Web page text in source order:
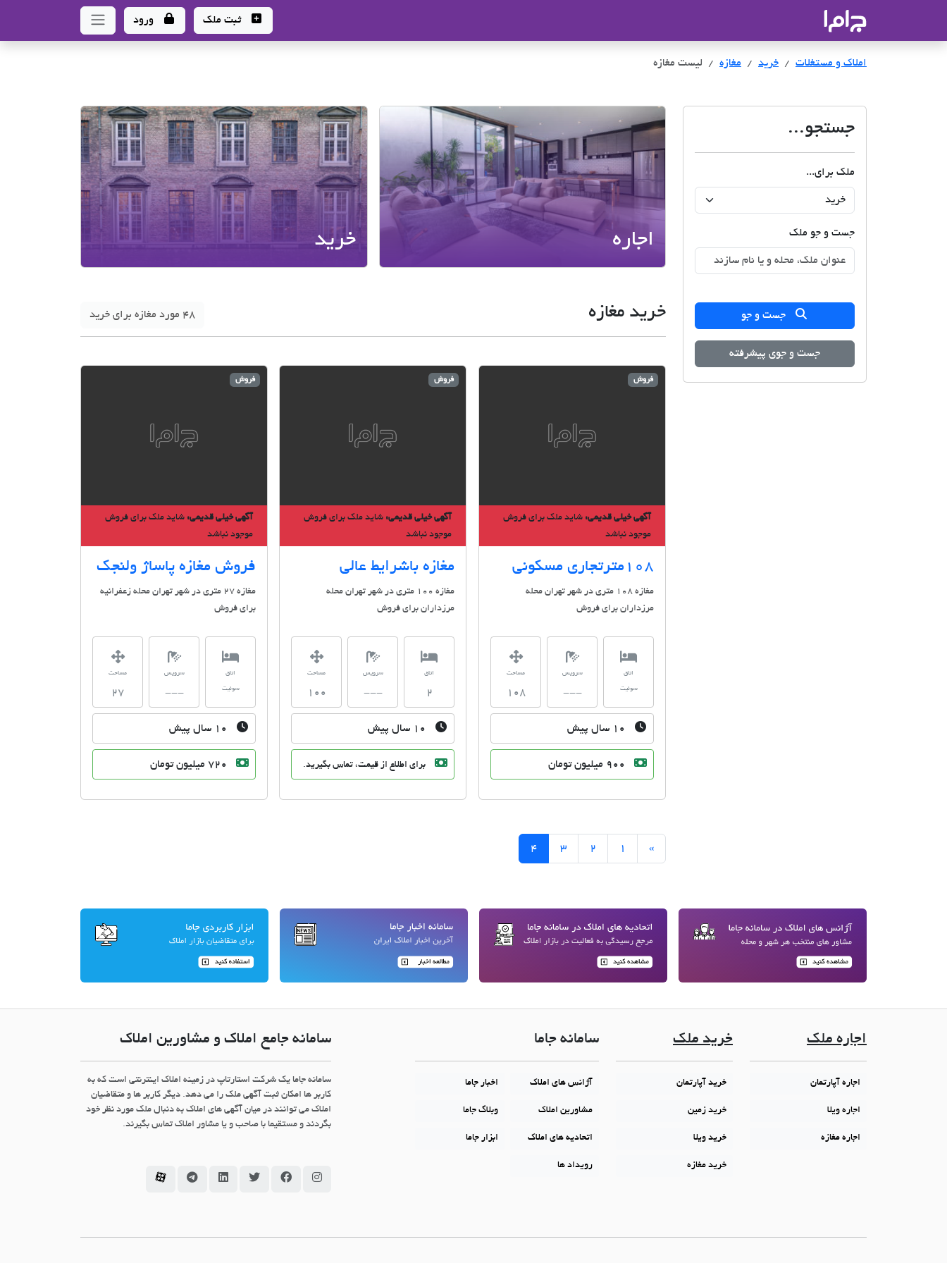
ثبت ملک ورود
املاک و مستغلات خرید مغازه لیست مغازه
جستجو...
ملک برای...
جست و جو ملک
جست و جو
جست و جوی پیشرفته
اجاره خرید
خرید مغازه 48 مورد مغازه برای خرید
فروش
آگهی خیلی قدیمی: شاید ملک برای فروش
موجود نباشد
108مترتجاری مسکونی
مغازه 108 متری در شهر تهران محله
مرزداران برای فروش
اتاق
سوئیت
سرویس
---
مساحت
108
10 سال پیش
فروش
آگهی خیلی قدیمی: شاید ملک برای فروش
موجود نباشد
مغازه باشرایط عالی
مغازه 100 متری در شهر تهران محله
مرزداران برای فروش
اتاق
2
سرویس
---
مساحت
100
10 سال پیش
برای اطلاع از قیمت، تماس بگیرید.
فروش
آگهی خیلی قدیمی: شاید ملک برای فروش
موجود نباشد
فروش مغازه پاساژ ولنجک
مغازه 27 متری در شهر تهران محله زعفرانیه
برای فروش
اتاق
سوئیت
سرویس
---
مساحت
27
10 سال پیش
»صفحه قبلی
1
2
3
4
اجاره ملک
اجاره آپارتمان
اجاره ویلا
اجاره مغازه
خرید ملک
خرید آپارتمان
خرید زمین
خرید ویلا
خرید مغازه
سامانه جاما
آژانس های املاک اخبار جاما
مشاورین املاک وبلاگ جاما
اتحادیه های املاک ابزار جاما
رویداد ها
سامانه جامع املاک و مشاورین املاک
سامانه جاما یک شرکت استارتاپ در زمینه املاک اینترنتی است که به
کاربر ها امکان ثبت آگهی ملک را می دهد. دیگر کاربر ها و متقاضیان
املاک می توانند در میان آگهی های املاک به دنبال ملک مورد نظر خود
بگردند و مستقیما با صاحب و یا مشاور املاک تماس بگیرند.
سامانه جاما در اینستاگرام
سامانه جاما در فیسبوک
سامانه جاما در توئیتر
سامانه جاما در لینکداین
سامانه جاما در تلگرام
سامانه جاما در آپارات